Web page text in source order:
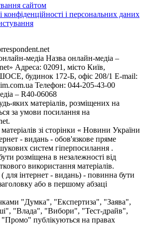
сайтом
конфіденційності і персональних даних
медіа Назва онлайн-медіа –
Адреса: 02091, місто Київ,
будинок 172-Б, офіс 208/1 E-mail:
Телефон: 044-205-43-00
– R40-06068
яких матеріалів, розміщених на
за умови посилання на
зі сторінки « Новини України
- видань - обов'язкове пряме
систем гіперпосилання .
розміщена в незалежності від
використання матеріалів.
для інтернет - видань) - повинна бути
або в першому абзаці
"Думка", "Експертиза", "Заява",
"Влада", "Вибори", "Тест-драйв",
публікуються на правах